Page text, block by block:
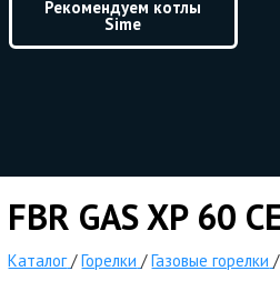
Рекомендуем котлы
Sime
FBR GAS XP 60
Каталог /Горелки /Газовые горелки